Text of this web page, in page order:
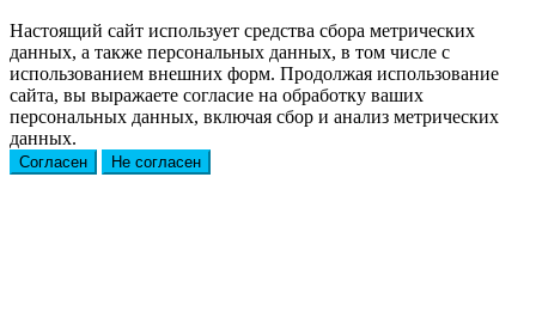
Настоящий сайт использует средства сбора метрических
данных, а также персональных данных, в том числе с
использованием внешних форм. Продолжая использование
сайта, вы выражаете согласие на обработку ваших
персональных данных, включая сбор и анализ метрических
данных.
Согласен Не согласен